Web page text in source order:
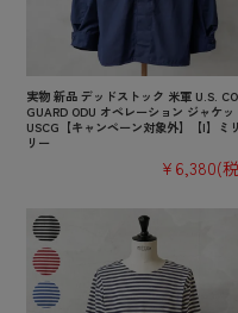
実物 新品 デッドストック 米軍 U.S.
GUARD ODU オペレーション ジャケ
USCG【キャンペーン対象外】【I】ミ
リー
¥6,380(